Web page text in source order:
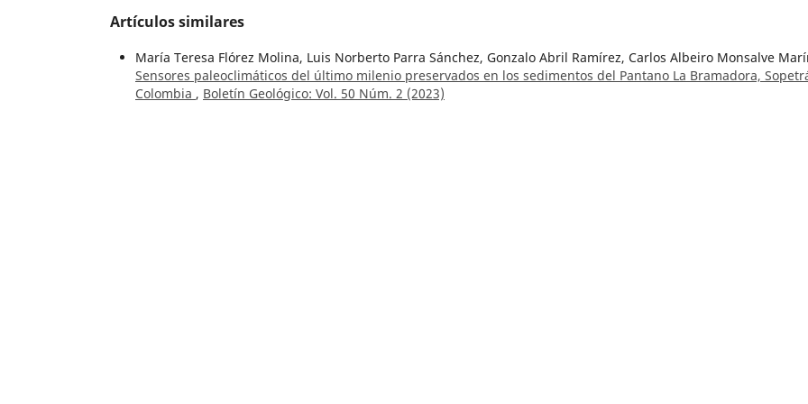
Artículos similares
María Teresa Flórez Molina, Luis Norberto Parra Sánchez, Gonzalo Abril Ramírez, Carlos Albeiro Monsalve
Sensores paleoclimáticos del último milenio preservados en los sedimentos del Pantano La Bramadora,
Colombia , Boletín Geológico: Vol. 50 Núm. 2 (2023)